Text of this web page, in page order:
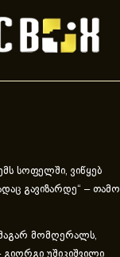
სოფელში, ვიწყებ
გავიზარდე“ – თამო
მაგარ მომღერალს,
უშიკიშვილი